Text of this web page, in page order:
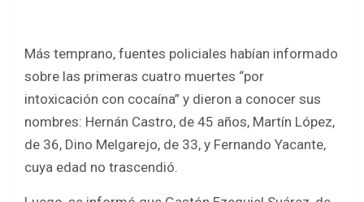
Más temprano, fuentes policiales habían informado
sobre las primeras cuatro muertes “por
intoxicación con cocaína” y dieron a conocer sus
nombres: Hernán Castro, de 45 años, Martín López,
de 36, Dino Melgarejo, de 33, y Fernando Yacante,
cuya edad no trascendió.